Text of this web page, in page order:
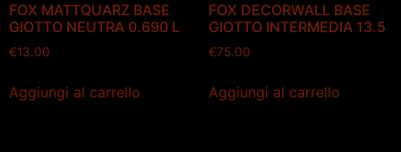
FOX MATTQUARZ BASE
GIOTTO NEUTRA 0.690 L
€13.00
Aggiungi al carrello
FOX DECORWALL BASE
GIOTTO INTERMEDIA 13.5
€75.00
Aggiungi al carrello